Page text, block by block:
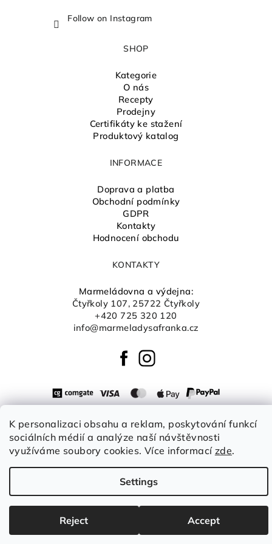
K personalizaci obsahu a reklam, poskytování funkcí
sociálních médií a analýze naší návštěvnosti
využíváme soubory cookies. Více informací zde.
Settings
Reject Accept
Follow on Instagram
SHOP
Kategorie
O nás
Recepty
Prodejny
Certifikáty ke stažení
Produktový katalog
INFORMACE
Doprava a platba
Obchodní podmínky
GDPR
Kontakty
Hodnocení obchodu
KONTAKTY
Marmeládovna a výdejna:
Čtyřkoly 107, 25722 Čtyřkoly
+420 725 320 120
info@marmeladysafranka.cz
Copyright 2026Šafránka boutique. All rights reserved.Edit
cookie settings